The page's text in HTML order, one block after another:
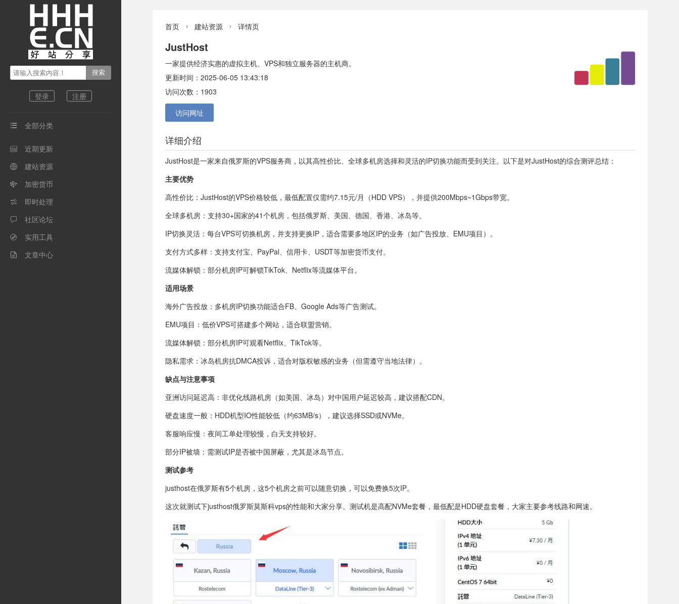
登录 注册
 全部分类
 近期更新
 建站资源
 加密货币
 即时处理
 社区论坛
 实用工具
 文章中心
首页  建站资源  详情页
JustHost
一家提供经济实惠的虚拟主机、VPS和独立服务器的主机商。
更新时间：2025-06-05 13:43:18
访问次数：1903
访问网址
详细介绍
JustHost是一家来自俄罗斯的VPS服务商，以其高性价比、全球多机房选择和灵活的IP切换功能而受到关注。以下是对JustHost的综合测评总结：
主要优势
高性价比：JustHost的VPS价格较低，最低配置仅需约7.15元/月（HDD VPS），并提供200Mbps~1Gbps带宽。
全球多机房：支持30+国家的41个机房，包括俄罗斯、美国、德国、香港、冰岛等。
IP切换灵活：每台VPS可切换机房，并支持更换IP，适合需要多地区IP的业务（如广告投放、EMU项目）。
支付方式多样：支持支付宝、PayPal、信用卡、USDT等加密货币支付。
流媒体解锁：部分机房IP可解锁TikTok、Netflix等流媒体平台。
适用场景
海外广告投放：多机房IP切换功能适合FB、Google Ads等广告测试。
EMU项目：低价VPS可搭建多个网站，适合联盟营销。
流媒体解锁：部分机房IP可观看Netflix、TikTok等。
隐私需求：冰岛机房抗DMCA投诉，适合对版权敏感的业务（但需遵守当地法律）。
缺点与注意事项
亚洲访问延迟高：非优化线路机房（如美国、冰岛）对中国用户延迟较高，建议搭配CDN。
硬盘速度一般：HDD机型IO性能较低（约63MB/s），建议选择SSD或NVMe。
客服响应慢：夜间工单处理较慢，白天支持较好。
部分IP被墙：需测试IP是否被中国屏蔽，尤其是冰岛节点。
测试参考
justhost在俄罗斯有5个机房，这5个机房之前可以随意切换，可以免费换5次IP。
这次就测试下justhost俄罗斯莫斯科vps的性能和大家分享。测试机是高配NVMe套餐，最低配是HDD硬盘套餐，大家主要参考线路和网速。